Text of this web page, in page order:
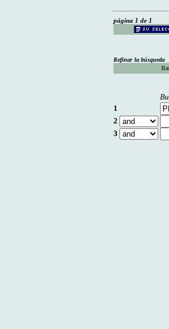
página 1 de 1
Refinar la búsqueda
1
2
3